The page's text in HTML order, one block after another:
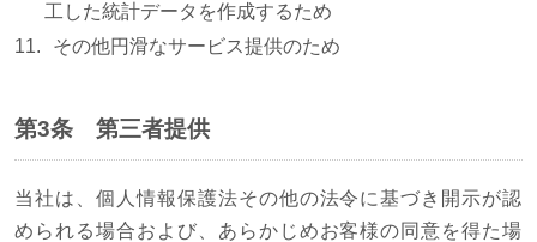
工した統計データを作成するため
その他円滑なサービス提供のため
第3条 第三者提供
当社は、個人情報保護法その他の法令に基づき開示が認
められる場合および、あらかじめお客様の同意を得た場